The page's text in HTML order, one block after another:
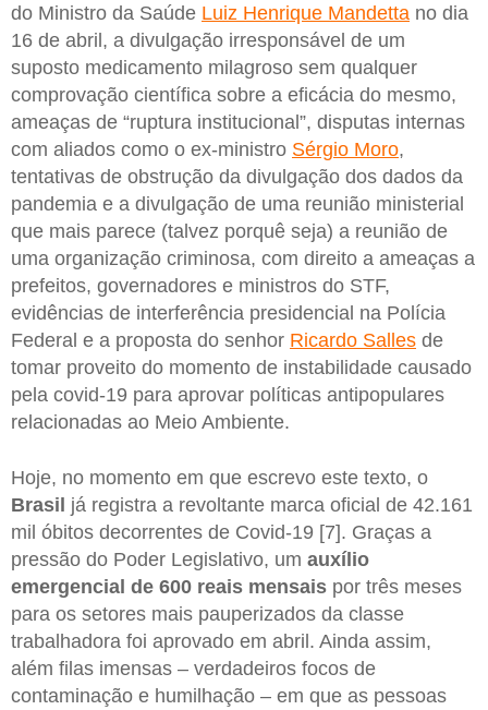
do Ministro da Saúde Luiz Henrique Mandetta no dia
16 de abril, a divulgação irresponsável de um
suposto medicamento milagroso sem qualquer
comprovação científica sobre a eficácia do mesmo,
ameaças de “ruptura institucional”, disputas internas
com aliados como o ex-ministro Sérgio Moro,
tentativas de obstrução da divulgação dos dados da
pandemia e a divulgação de uma reunião ministerial
que mais parece (talvez porquê seja) a reunião de
uma organização criminosa, com direito a ameaças a
prefeitos, governadores e ministros do STF,
evidências de interferência presidencial na Polícia
Federal e a proposta do senhor Ricardo Salles de
tomar proveito do momento de instabilidade causado
pela covid-19 para aprovar políticas antipopulares
relacionadas ao Meio Ambiente.
Hoje, no momento em que escrevo este texto, o
Brasil já registra a revoltante marca oficial de 42.161
mil óbitos decorrentes de Covid-19 [7]. Graças a
pressão do Poder Legislativo, um auxílio
emergencial de 600 reais mensais por três meses
para os setores mais pauperizados da classe
trabalhadora foi aprovado em abril. Ainda assim,
além filas imensas – verdadeiros focos de
contaminação e humilhação – em que as pessoas